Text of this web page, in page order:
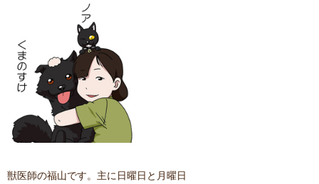
獣医師の福山です。主に日曜日と月曜日